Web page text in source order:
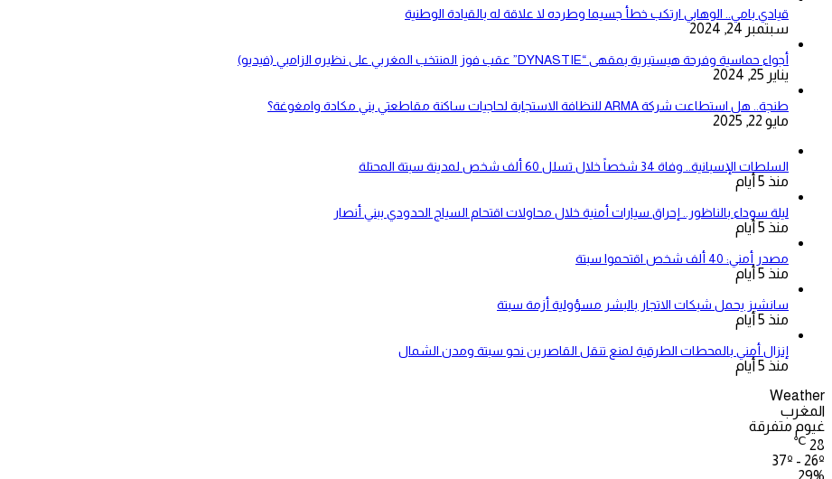
قيادي بامي.. الوهابي ارتكب خطأ جسيما وطرده لا علاقة له بالقيادة الوطنية
سبتمبر 24, 2024
أجواء حماسية وفرحة هيستيرية بمقهى “DYNASTIE” عقب فوز المنتخب المغربي على نظيره الزامبي (فيديو)
يناير 25, 2024
طنجة.. هل استطاعت شركة ARMA للنظافة الاستجابة لحاجيات ساكنة مقاطعتي بني مكادة وامغوغة؟
مايو 22, 2025
السلطات الإسبانية.. وفاة 34 شخصاً خلال تسلل 60 ألف شخص لمدينة سبتة المحتلة
منذ 5 أيام
ليلة سوداء بالناظور.. إحراق سيارات أمنية خلال محاولات اقتحام السياج الحدودي ببني أنصار
منذ 5 أيام
مصدر أمني: 40 ألف شخص اقتحموا سبتة
منذ 5 أيام
سانشيز يحمل شبكات الاتجار بالبشر مسؤولية أزمة سبتة
منذ 5 أيام
إنزال أمني بالمحطات الطرقية لمنع تنقل القاصرين نحو سبتة ومدن الشمال
منذ 5 أيام
Weather
المغرب
غيوم متفرقة
28
℃
37º - 26º